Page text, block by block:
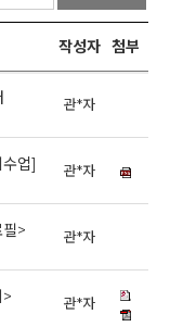
작성자 첨부
관*자
업]
관*자
>
관*자
관*자